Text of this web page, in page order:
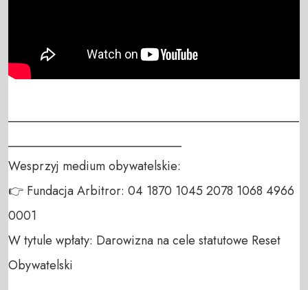
_______________________________________________
____________________________
Wesprzyj medium obywatelskie:
👉 Fundacja Arbitror: 04 1870 1045 2078 1068 4966
0001
W tytule wpłaty: Darowizna na cele statutowe Reset
Obywatelski